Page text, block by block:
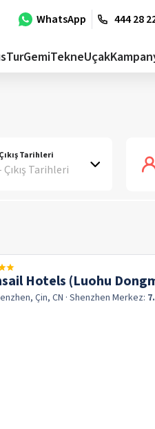
WhatsApp 444 28
TurGemiTekneUçak
Tarihleri
Çıkış Tarihleri
Hotels (Luohu
Çin, CN · Shenzhen Merkez: